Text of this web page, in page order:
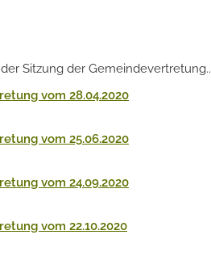
Sitzung der Gemeindevertretung..
vom 28.04.2020
vom 25.06.2020
vom 24.09.2020
vom 22.10.2020